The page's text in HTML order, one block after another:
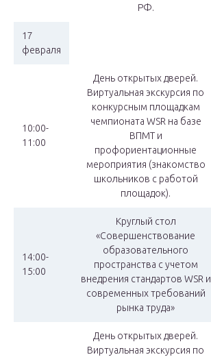
РФ.
17
февраля
10:00-
11:00
День открытых дверей.
Виртуальная экскурсия по
конкурсным площадкам
чемпионата WSR на базе
ВПМТ и
профориентационные
мероприятия (знакомство
школьников с работой
площадок).
14:00-
15:00
Круглый стол
«Совершенствование
образовательного
пространства с учетом
внедрения стандартов WSR и
современных требований
рынка труда»
День открытых дверей.
Виртуальная экскурсия по